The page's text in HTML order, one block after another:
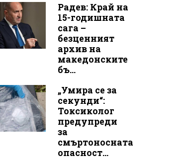
Радев: Край на
15-годишната
сага –
безценният
архив на
македонските
бъ...
„Умира се за
секунди“:
Токсиколог
предупреди
за
смъртоносната
опасност...